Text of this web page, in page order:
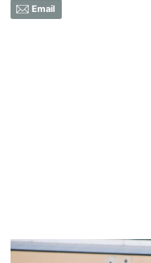
Email